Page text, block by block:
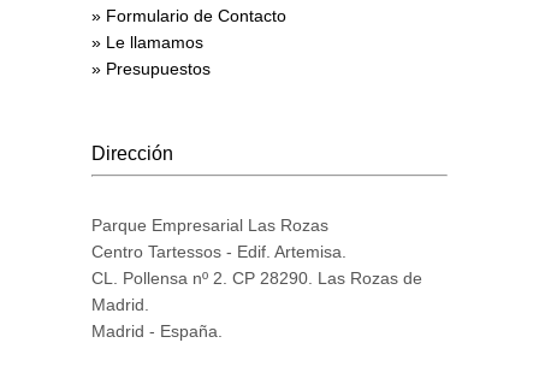
» Formulario de Contacto
» Le llamamos
» Presupuestos
Dirección
Parque Empresarial Las Rozas
Centro Tartessos - Edif. Artemisa.
CL. Pollensa nº 2. CP 28290. Las Rozas de
Madrid.
Madrid - España.